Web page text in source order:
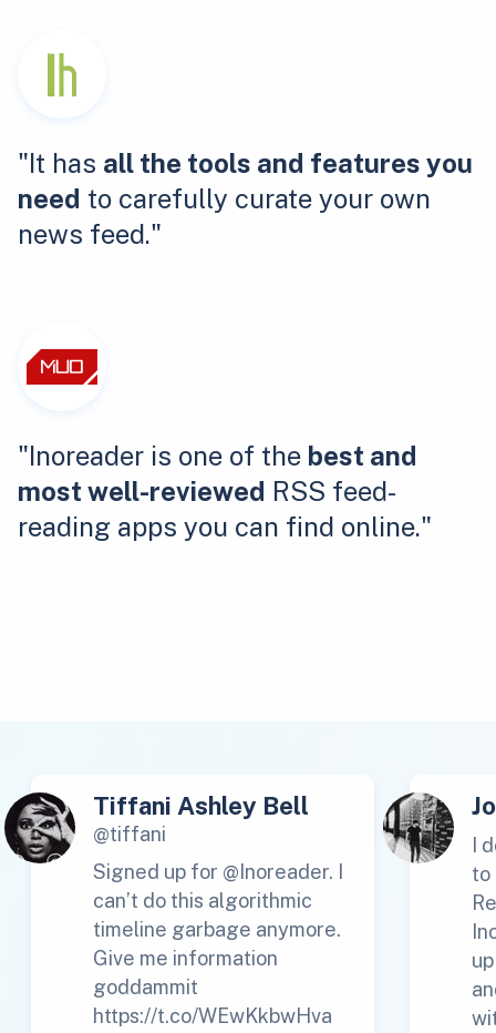
"It has all the tools and features you
need to carefully curate your own
news feed."
"Inoreader is one of the best and
most well-reviewed RSS feed-
reading apps you can find online."
Tiffani Ashley Bell
@tiffani
Signed up for @Inoreader. I
can’t do this algorithmic
timeline garbage anymore.
Give me information
goddammit
https://t.co/WEwKkbwHva
I
to